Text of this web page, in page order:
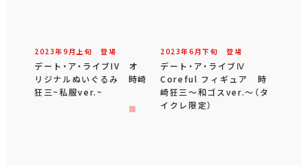
2023年9 月 上旬 登場
デート・ア・ライブIV オ
リジナルぬいぐるみ 時崎
狂三~私服ver.~
2023年6 月下旬 登場
デート・ア・ライブⅣ
Coreful フィギュア 時
崎狂三～和ゴスver.～（タ
イクレ限定）